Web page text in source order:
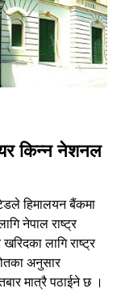
किन्न नेशनल
हिमालयन बैंकमा
नेपाल राष्ट्र
लागि राष्ट्र
अनुसार
मात्रै पठाईने छ ।